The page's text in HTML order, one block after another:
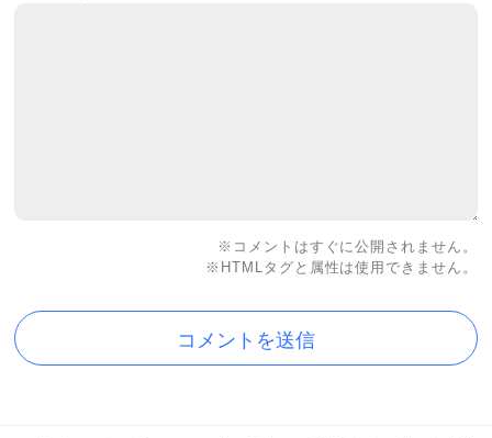
※コメントはすぐに公開されません。
※HTMLタグと属性は使用できません。